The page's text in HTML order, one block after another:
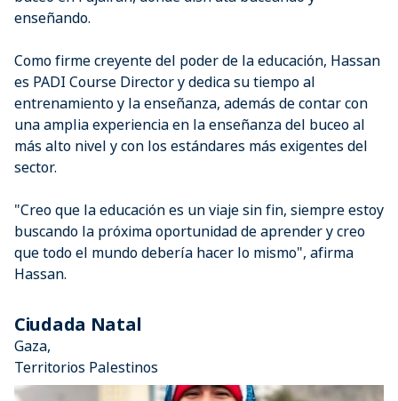
enseñando.
Como firme creyente del poder de la educación, Hassan
es PADI Course Director y dedica su tiempo al
entrenamiento y la enseñanza, además de contar con
una amplia experiencia en la enseñanza del buceo al
más alto nivel y con los estándares más exigentes del
sector.
"Creo que la educación es un viaje sin fin, siempre estoy
buscando la próxima oportunidad de aprender y creo
que todo el mundo debería hacer lo mismo", afirma
Hassan.
Ciudada Natal
Gaza,
Territorios Palestinos